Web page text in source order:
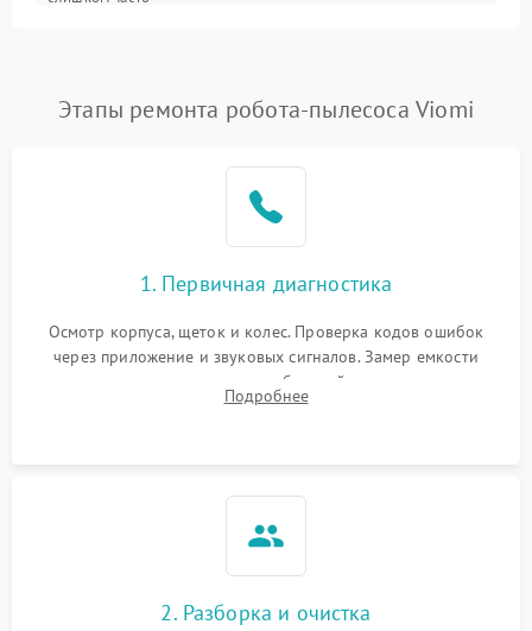
Программные сбои
Этапы ремонта робота-пылесоса Viomi
1. Первичная диагностика
Осмотр корпуса, щеток и колес. Проверка кодов ошибок
через приложение и звуковых сигналов. Замер емкости
аккумулятора и тестирование базовой станции зарядки.
Оценка работы лидара, бампера и датчиков падения для
Подробнее
2. Разборка и очистка